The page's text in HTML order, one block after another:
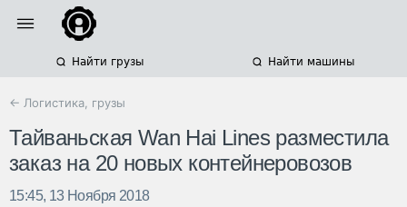
Найти грузы Найти машины
← Логистика, грузы
Тайваньская Wan Hai Lines разместила
заказ на 20 новых контейнеровозов
15:45, 13 Ноября 2018